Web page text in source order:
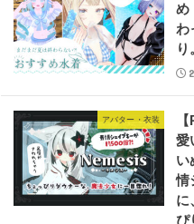
め
わ
アバター・衣装
愛
い
情
に
ぴ